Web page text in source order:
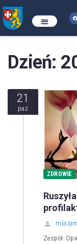
Dzień:
21
paź
ZDROWIE
Zespół